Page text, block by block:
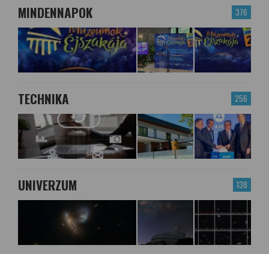
376
MINDENNAPOK
256
TECHNIKA
138
UNIVERZUM